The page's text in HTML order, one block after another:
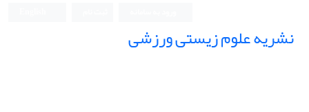
نشریه علوم زیستی ورزشی